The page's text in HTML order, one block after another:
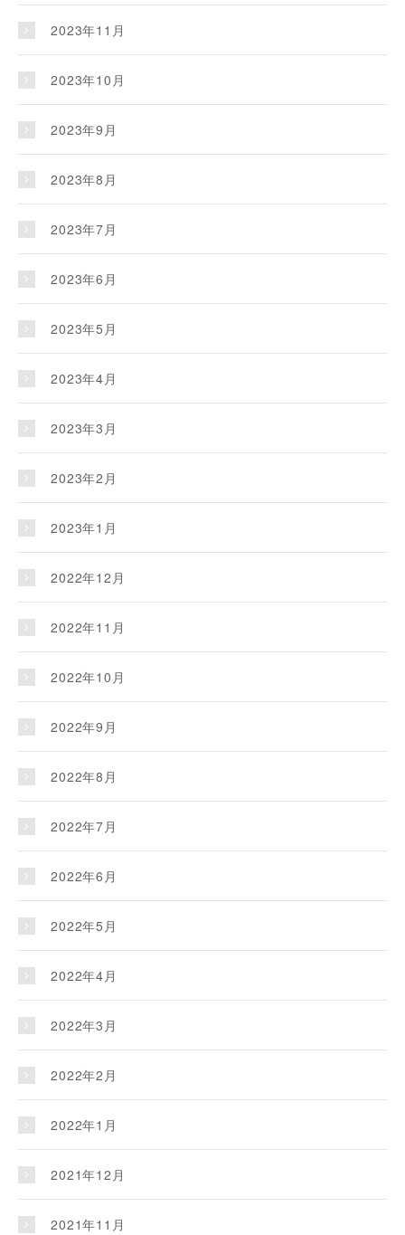
2023年11月
2023年10月
2023年9月
2023年8月
2023年7月
2023年6月
2023年5月
2023年4月
2023年3月
2023年2月
2023年1月
2022年12月
2022年11月
2022年10月
2022年9月
2022年8月
2022年7月
2022年6月
2022年5月
2022年4月
2022年3月
2022年2月
2022年1月
2021年12月
2021年11月